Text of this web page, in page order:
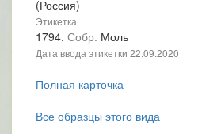
(Россия)
Этикетка
1794. Собр. Моль
Дата ввода этикетки 22.09.2020
Полная карточка
Все образцы этого вида